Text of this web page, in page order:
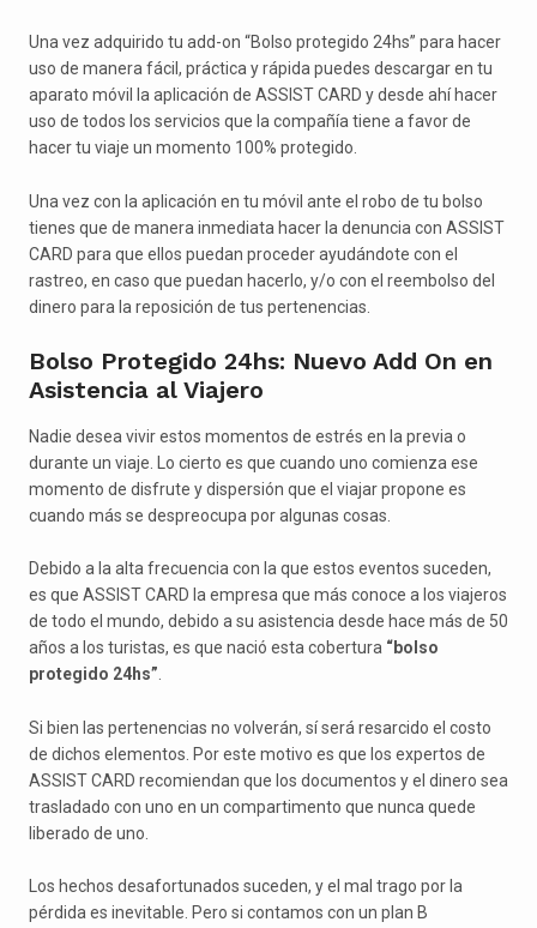
Una vez adquirido tu add-on “Bolso protegido 24hs” para hacer
uso de manera fácil, práctica y rápida puedes descargar en tu
aparato móvil la aplicación de ASSIST CARD y desde ahí hacer
uso de todos los servicios que la compañía tiene a favor de
hacer tu viaje un momento 100% protegido.
Una vez con la aplicación en tu móvil ante el robo de tu bolso
tienes que de manera inmediata hacer la denuncia con ASSIST
CARD para que ellos puedan proceder ayudándote con el
rastreo, en caso que puedan hacerlo, y/o con el reembolso del
dinero para la reposición de tus pertenencias.
Bolso Protegido 24hs: Nuevo Add On en
Asistencia al Viajero
Nadie desea vivir estos momentos de estrés en la previa o
durante un viaje. Lo cierto es que cuando uno comienza ese
momento de disfrute y dispersión que el viajar propone es
cuando más se despreocupa por algunas cosas.
Debido a la alta frecuencia con la que estos eventos suceden,
es que ASSIST CARD la empresa que más conoce a los viajeros
de todo el mundo, debido a su asistencia desde hace más de 50
años a los turistas, es que nació esta cobertura “bolso
protegido 24hs”.
Si bien las pertenencias no volverán, sí será resarcido el costo
de dichos elementos. Por este motivo es que los expertos de
ASSIST CARD recomiendan que los documentos y el dinero sea
trasladado con uno en un compartimento que nunca quede
liberado de uno.
Los hechos desafortunados suceden, y el mal trago por la
pérdida es inevitable. Pero si contamos con un plan B